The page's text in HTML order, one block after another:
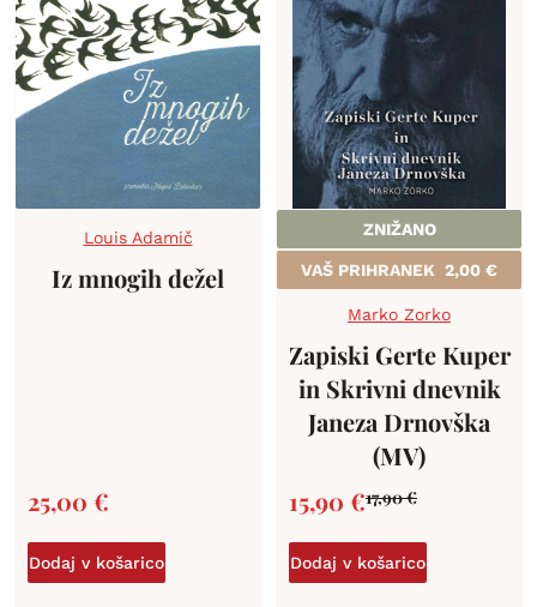
Louis Adamič
Iz mnogih dežel
25,00 €
Dodaj v košarico
ZNIŽANO
VAŠ PRIHRANEK 2,00 €
Marko Zorko
Zapiski Gerte Kuper
in Skrivni dnevnik
Janeza Drnovška
(MV)
17,90€
15,90 €
Dodaj v košarico